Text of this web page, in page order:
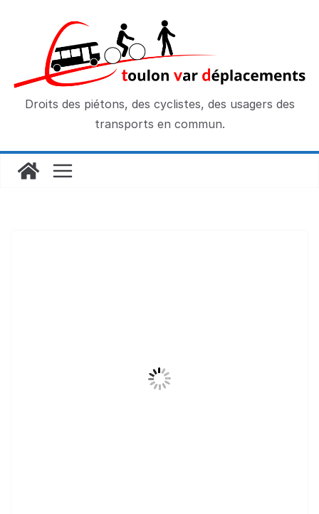
Droits des piétons, des cyclistes, des usagers des
transports en commun.